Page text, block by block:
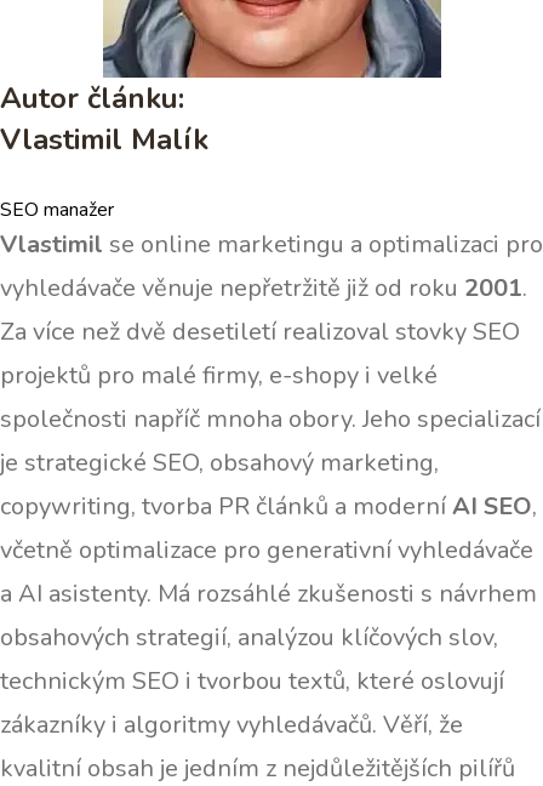
Autor článku:
Vlastimil Malík
SEO manažer
Vlastimil se online marketingu a optimalizaci pro
vyhledávače věnuje nepřetržitě již od roku 2001.
Za více než dvě desetiletí realizoval stovky SEO
projektů pro malé firmy, e-shopy i velké
společnosti napříč mnoha obory. Jeho specializací
je strategické SEO, obsahový marketing,
copywriting, tvorba PR článků a moderníAI SEO,
včetně optimalizace pro generativní vyhledávače
a AI asistenty. Má rozsáhlé zkušenosti s návrhem
obsahových strategií, analýzou klíčových slov,
technickým SEO i tvorbou textů, které oslovují
zákazníky i algoritmy vyhledávačů. Věří, že
kvalitní obsah je jedním z nejdůležitějších pilířů